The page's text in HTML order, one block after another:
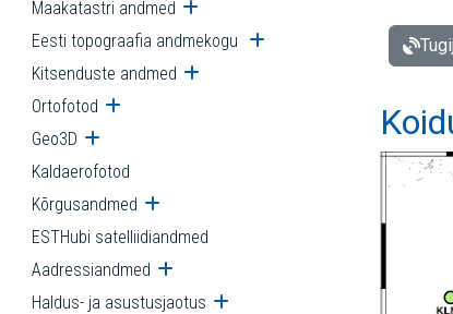
Maakatastri andmed Ava alammenüü
Eesti topograafia andmekogu Ava alammenüü
Kitsenduste andmed Ava alammenüü
Ortofotod Ava alammenüü
Geo3D Ava alammenüü
Kaldaerofotod
Kõrgusandmed Ava alammenüü
ESTHubi satelliidiandmed
Aadressiandmed Ava alammenüü
Haldus- ja asustusjaotus Ava alammenüü